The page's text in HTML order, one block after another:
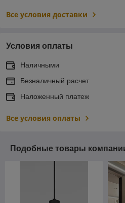
Все условия доставки
Условия оплаты
Наличными
Безналичный расчет
Наложенный платеж
Все условия оплаты
Подобные товары